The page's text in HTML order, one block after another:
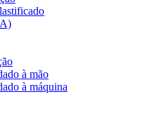
à mão
à máquina